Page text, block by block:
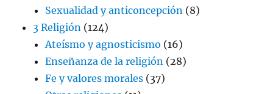
Sexualidad y anticoncepción (8)
3 Religión (124)
Ateísmo y agnosticismo (16)
Enseñanza de la religión (28)
Fe y valores morales (37)